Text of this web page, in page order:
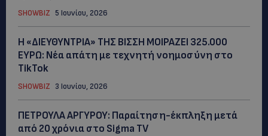
SHOWBIZ 5 Ιουνίου, 2026
Η «ΔΙΕΥΘΥΝΤΡΙΑ» ΤΗΣ ΒΙΣΣΗ ΜΟΙΡΑΖΕΙ 325.000
ΕΥΡΩ: Νέα απάτη με τεχνητή νοημοσύνη στο
TikTok
SHOWBIZ 3 Ιουνίου, 2026
ΠΕΤΡΟΥΛΑ ΑΡΓΥΡΟΥ: Παραίτηση-έκπληξη μετά
από 20 χρόνια στο Sigma TV